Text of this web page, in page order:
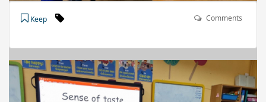
Keep Comments